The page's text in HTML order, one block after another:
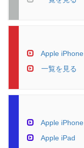
Apple iPhone
一覧を見る
Apple iPhone
Apple iPad